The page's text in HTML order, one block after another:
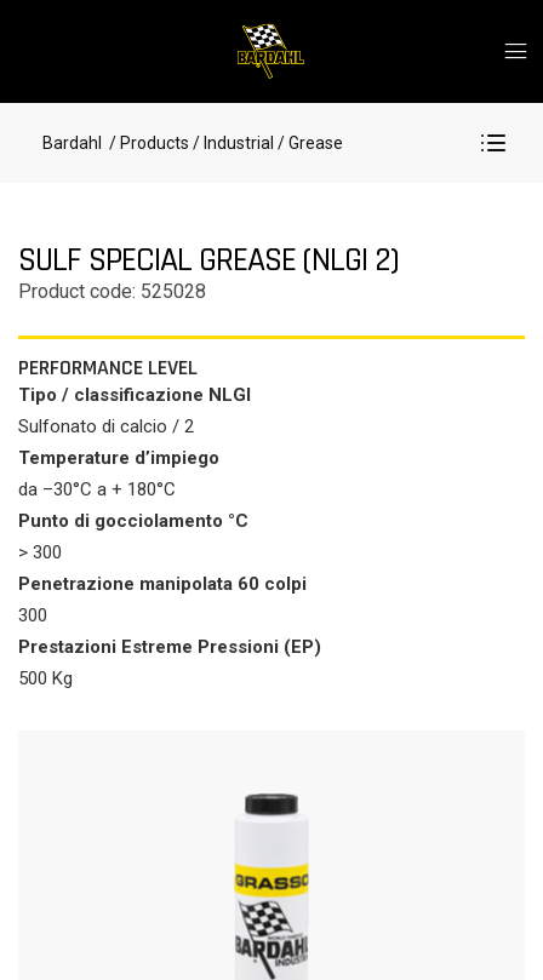
Bardahl / Products / Industrial / Grease
SULF SPECIAL GREASE (NLGI 2)
Product code: 525028
PERFORMANCE LEVEL
Tipo / classificazione NLGI
Sulfonato di calcio / 2
Temperature d’impiego
da –30°C a + 180°C
Punto di gocciolamento °C
> 300
Penetrazione manipolata 60 colpi
300
Prestazioni Estreme Pressioni (EP)
500 Kg